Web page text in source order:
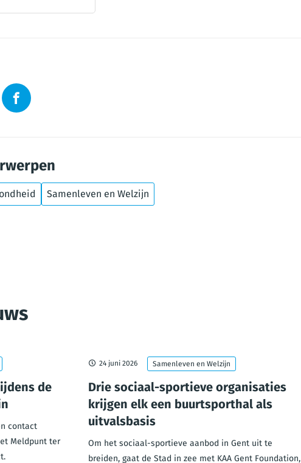
Samenleven en Welzijn
de
contact
Meldpunt ter
24 juni 2026 Samenleven en Welzijn
Drie sociaal-sportieve organisaties
krijgen elk een buurtsporthal als
uitvalsbasis
Om het sociaal-sportieve aanbod in Gent uit te
breiden, gaat de Stad in zee met KAA Gent Foundation,